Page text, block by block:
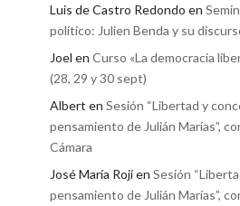
Luis de Castro Redondo en
político: Julien Benda y su
Joel en Curso «La democracia
(28, 29 y 30 sept)
Albert en Sesión “Libertad y
pensamiento de Julián Marías”,
Cámara
José María Rojíen Sesión
pensamiento de Julián Marías”,